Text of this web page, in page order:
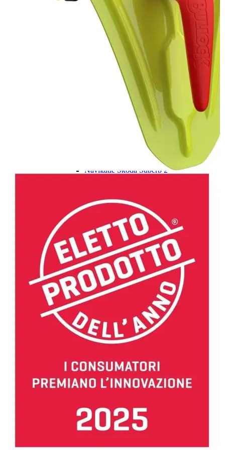
Navigație Mercedes W204
Navigație Mercedes W211
Navigație Mercedes Sprinter
Navigație Passat B5
Navigație Passat B5 5
Navigație Passat B6
Navigație Passat B7
Navigație Passat B8
Navigație Passat CC
Navigație Skoda Fabia 1
Navigație Skoda Fabia 2
Navigație Skoda Octavia 1
Navigație Skoda Octavia 2
Navigație Skoda Octavia 3
Navigație Skoda Rapid
Navigație Skoda Superb 1
Navigație Skoda Superb 2
Sub 350 Litri
Peste 350 Litri
Peste 450 litri
Accesorii auto masina
Accesorii Dacia Duster 3
Accesorii Duster 2
Accesorii Dacia Jogger
Parfum masina
Copertine auto
Incalzitor diesel
Antifurt masina
Despre Noi